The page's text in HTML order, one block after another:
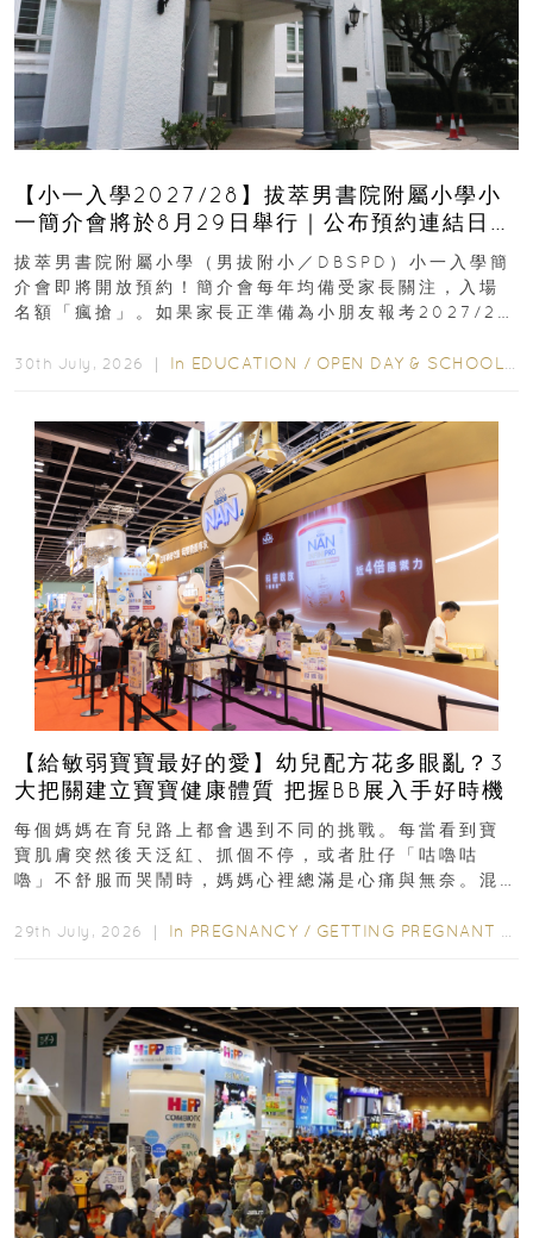
【小一入學2027/28】拔萃男書院附屬小學小
一簡介會將於8月29日舉行｜公布預約連結日期
｜更設有網上重溫
拔萃男書院附屬小學（男拔附小／DBSPD）小一入學簡
介會即將開放預約！簡介會每年均備受家長關注，入場
名額「瘋搶」。如果家長正準備為小朋友報考2027/28
30th July, 2026 ｜ In EDUCATION / OPEN DAY & SCHOOL EVENTS
【給敏弱寶寶最好的愛】幼兒配方花多眼亂？3
大把關建立寶寶健康體質 把握BB展入手好時機
每個媽媽在育兒路上都會遇到不同的挑戰。每當看到寶
寶肌膚突然後天泛紅、抓個不停，或者肚仔「咕嚕咕
嚕」不舒服而哭鬧時，媽媽心裡總滿是心痛與無奈。混
29th July, 2026 ｜ In PREGNANCY / GETTING PREGNANT